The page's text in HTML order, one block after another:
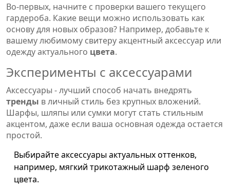
Во-первых, начните с проверки вашего текущего
гардероба. Какие вещи можно использовать как
основу для новых образов? Например, добавьте к
вашему любимому свитеру акцентный аксессуар или
одежду актуального цвета.
Эксперименты с аксессуарами
Аксессуары - лучший способ начать внедрять
тренды в личный стиль без крупных вложений.
Шарфы, шляпы или сумки могут стать стильным
акцентом, даже если ваша основная одежда остается
простой.
Выбирайте аксессуары актуальных оттенков,
например, мягкий трикотажный шарф зеленого
цвета.